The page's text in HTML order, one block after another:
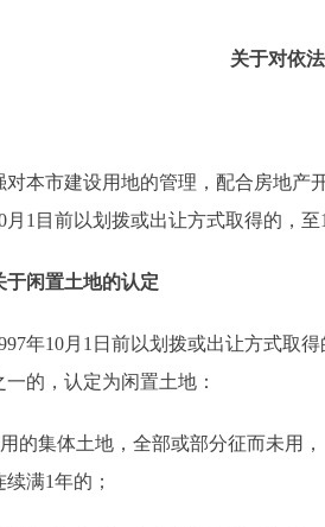
12345网上接诉即办
北京概况
绿色北京
关于对依
市建设用地的管理，配合房地产开
月1目前以划拨或出让方式取得的，
闲置土地的认定
10月1日前以划拨或出让方式取得
的，认定为闲置土地：
集体土地，全部或部分征而未用，
满1年的；